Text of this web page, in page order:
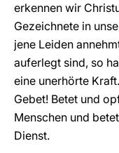
erkennen wir
Gezeichnete in
jene Leiden
auferlegt sind, so
eine unerhörte
Gebet! Betet und
Menschen und
Dienst.